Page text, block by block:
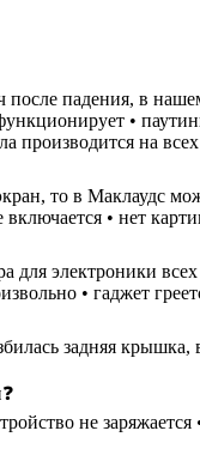
после падения, в
•
производится на
то в Маклаудс
• нет
для электроники
• гаджет
задняя
не